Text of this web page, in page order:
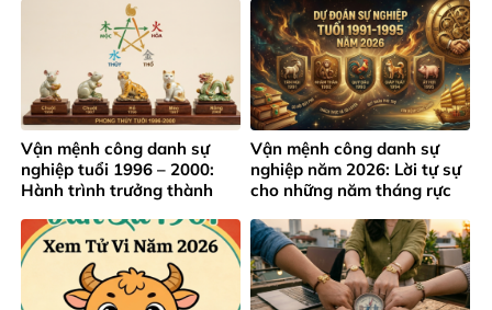
Vận mệnh công danh sự
nghiệp tuổi 1996 – 2000:
Hành trình trưởng thành
Vận mệnh công danh sự
nghiệp năm 2026: Lời tự sự
cho những năm tháng rực